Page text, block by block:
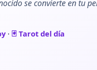
se convierte en tu
· 🃏 Tarot del día